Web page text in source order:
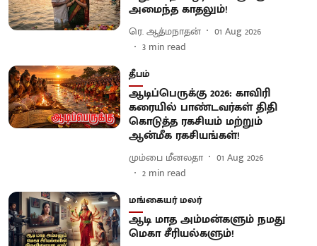
அமைந்த காதலும்!
ரெ. ஆத்மநாதன்
01 Aug 2026
3 min read
தீபம்
ஆடிப்பெருக்கு 2026: காவிரி
கரையில் பாண்டவர்கள் திதி
கொடுத்த ரகசியம் மற்றும்
ஆன்மீக ரகசியங்கள்!
மும்பை மீனலதா
01 Aug 2026
2 min read
மங்கையர் மலர்
ஆடி மாத அம்மன்களும் நமது
மெகா சீரியல்களும்!